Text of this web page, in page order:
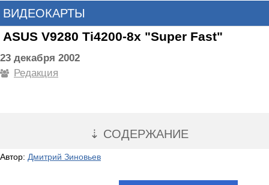
ВИДЕОКАРТЫ
ASUS V9280 Ti4200-8x "Super Fast"
23 декабря 2002
Редакция
⇣ СОДЕРЖАНИЕ
Автор: Дмитрий Зиновьев